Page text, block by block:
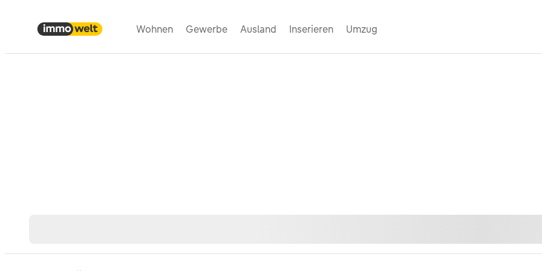
Wohnen Gewerbe Ausland Inserieren Umzug